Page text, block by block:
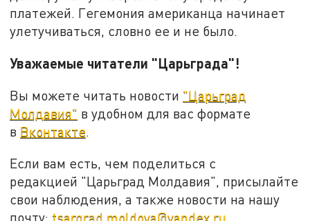
платежей. Гегемония американца начинает
улетучиваться, словно ее и не было.
Уважаемые читатели "Царьграда"!
Вы можете читать новости "Царьград
Молдавия" в удобном для вас формате
в Вконтакте.
Если вам есть, чем поделиться с
редакцией "Царьград Молдавия", присылайте
свои наблюдения, а также новости на нашу
почту: tsargrad.moldova@yandex.ru